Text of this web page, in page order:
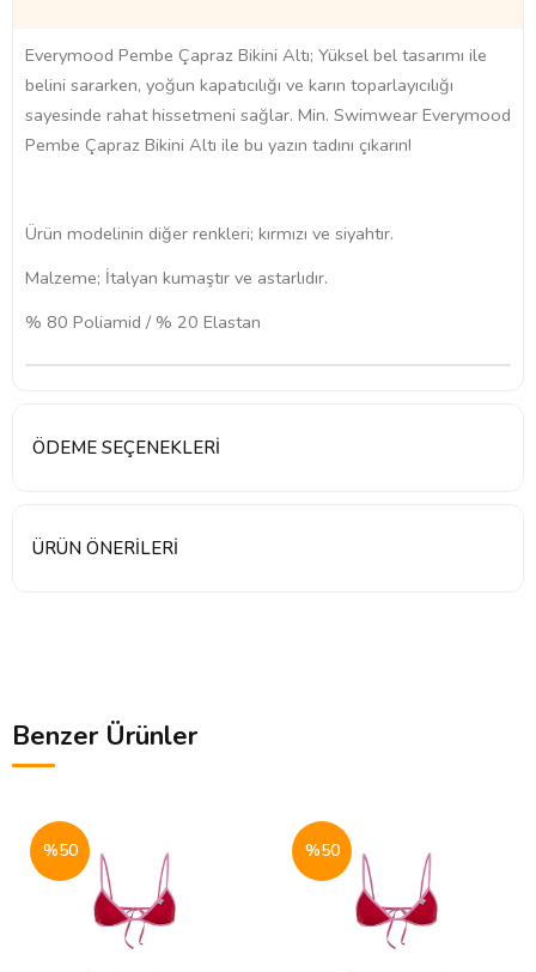
Everymood Pembe Çapraz Bikini Altı; Yüksel bel tasarımı ile
belini sararken, yoğun kapatıcılığı ve karın toparlayıcılığı
sayesinde rahat hissetmeni sağlar. Min. Swimwear Everymood
Pembe Çapraz Bikini Altı ile bu yazın tadını çıkarın!
Ürün modelinin diğer renkleri; kırmızı ve siyahtır.
Malzeme; İtalyan kumaştır ve astarlıdır.
% 80 Poliamid / % 20 Elastan
ÖDEME SEÇENEKLERI
ÜRÜN ÖNERILERI
Benzer Ürünler
%50 %50